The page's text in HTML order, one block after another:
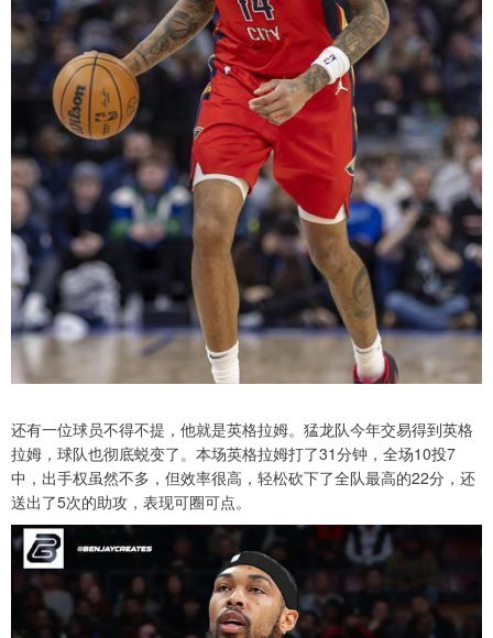
还有一位球员不得不提，他就是英格拉姆。猛龙队今年交易得到英格
拉姆，球队也彻底蜕变了。本场英格拉姆打了31分钟，全场10投7
中，出手权虽然不多，但效率很高，轻松砍下了全队最高的22分，还
送出了5次的助攻，表现可圈可点。